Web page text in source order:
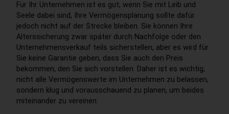
Für Ihr Unternehmen ist es gut, wenn Sie mit Leib und
Seele dabei sind, Ihre Vermögensplanung sollte dafür
jedoch nicht auf der Strecke bleiben. Sie können Ihre
Alterssicherung zwar später durch Nachfolge oder den
Unternehmensverkauf teils sicherstellen, aber es wird für
Sie keine Garantie geben, dass Sie auch den Preis
bekommen, den Sie sich vorstellen. Daher ist es wichtig,
nicht alle Vermögenswerte im Unternehmen zu belassen,
sondern klug und vorausschauend zu planen, um beides
miteinander zu vereinen.